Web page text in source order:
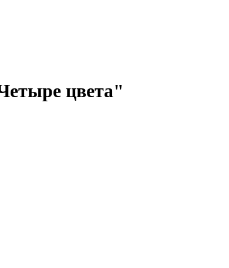
цвета"